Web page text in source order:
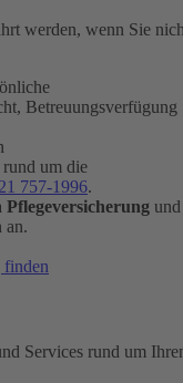
werden, wenn Sie
Betreuungsverfügung
rund um die
757-1996.
Pflegeversicherung und
an.
finden
Services rund um